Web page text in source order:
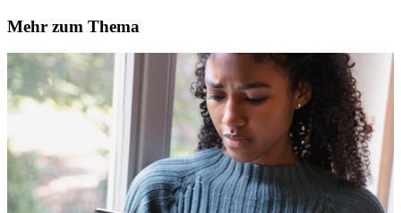
Mehr zum Thema